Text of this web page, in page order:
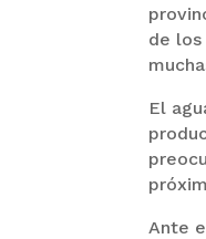
de los
El
Ante